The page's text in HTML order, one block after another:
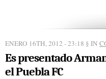
ENERO 16TH, 2012 - 23:18 § IN
Es presentado
el Puebla FC